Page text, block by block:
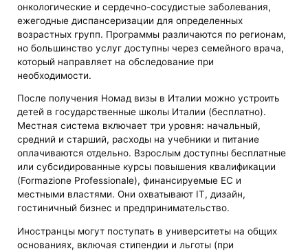
онкологические и сердечно-сосудистые заболевания,
ежегодные диспансеризации для определенных
возрастных групп. Программы различаются по регионам,
но большинство услуг доступны через семейного врача,
который направляет на обследование при
необходимости.
После получения Номад визы в Италии можно устроить
детей в государственные школы Италии (бесплатно).
Местная система включает три уровня: начальный,
средний и старший, расходы на учебники и питание
оплачиваются отдельно. Взрослым доступны бесплатные
или субсидированные курсы повышения квалификации
(Formazione Professionale), финансируемые ЕС и
местными властями. Они охватывают IT, дизайн,
гостиничный бизнес и предпринимательство.
Иностранцы могут поступать в университеты на общих
основаниях, включая стипендии и льготы (при